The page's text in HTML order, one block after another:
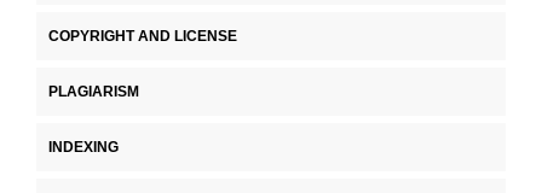
COPYRIGHT AND LICENSE
PLAGIARISM
INDEXING